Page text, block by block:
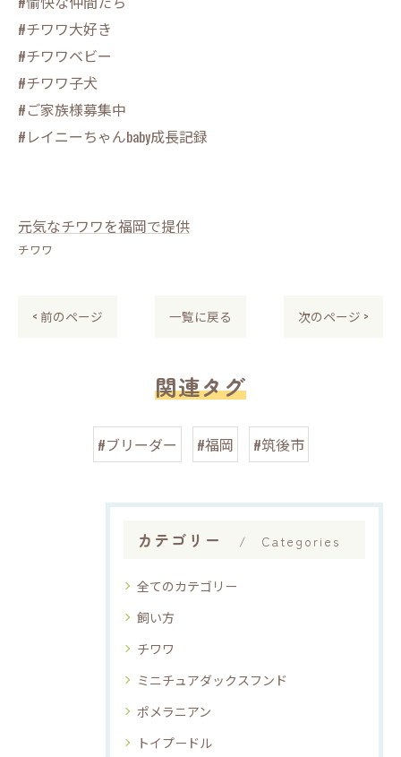
#チワワ大好き
#チワワベビー
#チワワ子犬
#ご家族様募集中
#レイニーちゃんbaby成長記録
元気なチワワを福岡で提供
チワワ
< 前のページ 一覧に戻る 次のページ >
関連タグ
#ブリーダー #福岡 #筑後市
カテゴリー Categories
全てのカテゴリー
飼い方
チワワ
ミニチュアダックスフンド
ポメラニアン
トイプードル